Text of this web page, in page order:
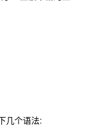
几个语法: